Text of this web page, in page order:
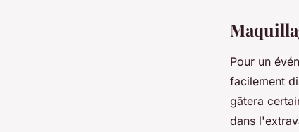
Pour un
facilement
gâtera
dans